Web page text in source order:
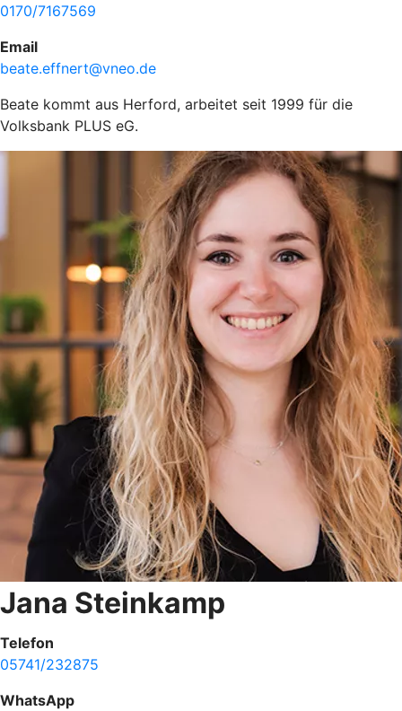
0170/7167569
Email
beate.effnert@vneo.de
Beate kommt aus Herford, arbeitet seit 1999 für die
Volksbank PLUS eG.
Jana Steinkamp
Telefon
05741/232875
WhatsApp